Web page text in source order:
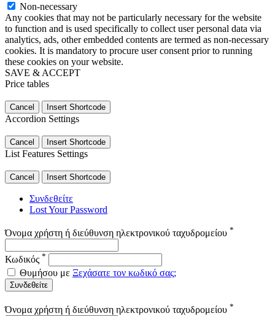
Non-necessary
Any cookies that may not be particularly necessary for the website
to function and is used specifically to collect user personal data via
analytics, ads, other embedded contents are termed as non-necessary
cookies. It is mandatory to procure user consent prior to running
these cookies on your website.
SAVE & ACCEPT
Price tables
Cancel Insert Shortcode
Accordion Settings
Cancel Insert Shortcode
List Features Settings
Cancel Insert Shortcode
Συνδεθείτε
Lost Your Password
Όνομα χρήστη ή διεύθυνση ηλεκτρονικού ταχυδρομείου *
Κωδικός *
Θυμήσου με Ξεχάσατε τον κωδικό σας;
Συνδεθείτε
Όνομα χρήστη ή διεύθυνση ηλεκτρονικού ταχυδρομείου *